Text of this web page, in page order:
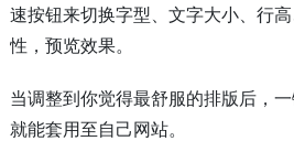
速按钮来切换字型、文字大小、行
性，预览效果。
当调整到你觉得最舒服的排版后，
就能套用至自己网站。